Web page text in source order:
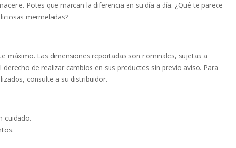
Potes que marcan la diferencia en su día a día. ¿Qué te parece
mermeladas?
máximo. Las dimensiones reportadas son nominales, sujetas a
de realizar cambios en sus productos sin previo aviso. Para
consulte a su distribuidor.
cuidado.